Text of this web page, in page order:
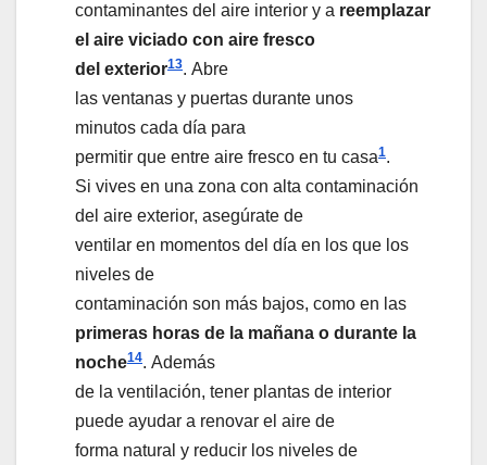
contaminantes del aire interior y a reemplazar
el aire viciado con aire fresco
del exterior13. Abre
las ventanas y puertas durante unos
minutos cada día para
permitir que entre aire fresco en tu casa1.
Si vives en una zona con alta contaminación
del aire exterior, asegúrate de
ventilar en momentos del día en los que los
niveles de
contaminación son más bajos, como en las
primeras horas de la mañana o durante la
noche14. Además
de la ventilación, tener plantas de interior
puede ayudar a renovar el aire de
forma natural y reducir los niveles de